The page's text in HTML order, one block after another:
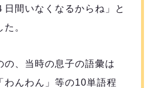
日間いなくなるからね」と
。
、当時の息子の語彙は
わんわん」等の10単語程